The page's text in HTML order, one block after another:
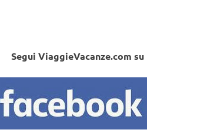
Segui ViaggieVacanze.com su